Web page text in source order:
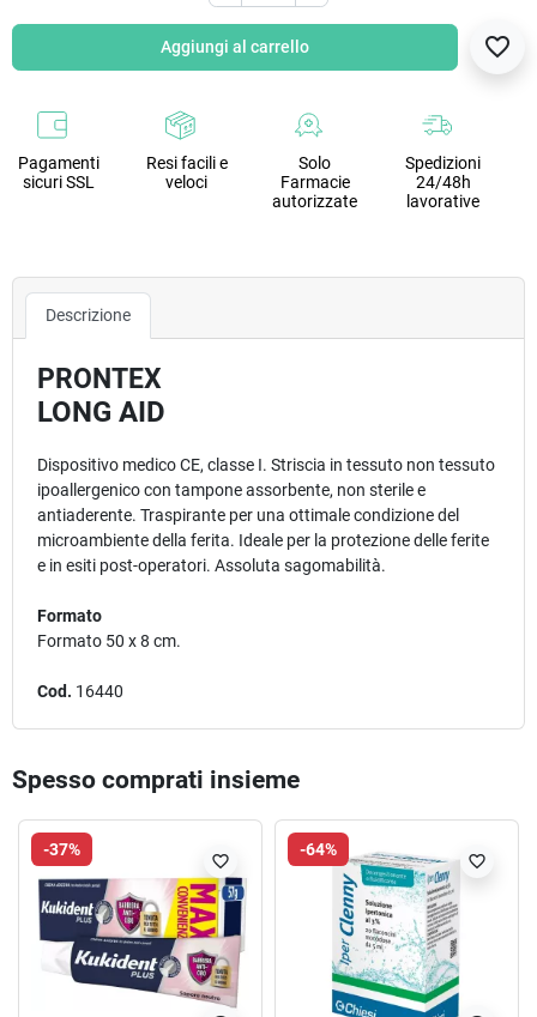
Aggiungi al carrello favorite_border
Pagamenti
sicuri SSL
Resi facili e
veloci
Solo
Farmacie
autorizzate
Spedizioni
24/48h
lavorative
Descrizione
PRONTEX
LONG AID
Dispositivo medico CE, classe I. Striscia in tessuto non tessuto
ipoallergenico con tampone assorbente, non sterile e
antiaderente. Traspirante per una ottimale condizione del
microambiente della ferita. Ideale per la protezione delle ferite
e in esiti post-operatori. Assoluta sagomabilità.
Formato
Formato 50 x 8 cm.
Cod. 16440
Spesso comprati insieme
-37%
favorite_border
-64%
favorite_border